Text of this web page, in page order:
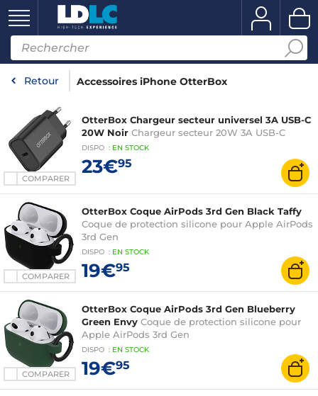
Retour Accessoires iPhone OtterBox
COMPARER
OtterBox Chargeur secteur universel 3A USB-C
20W Noir Chargeur secteur 20W 3A USB-C
DISPO : EN STOCK
23€95
COMPARER
OtterBox Coque AirPods 3rd Gen Black Taffy
Coque de protection silicone pour Apple AirPods
3rd Gen
DISPO : EN STOCK
19€95
COMPARER
OtterBox Coque AirPods 3rd Gen Blueberry
Green Envy Coque de protection silicone pour
Apple AirPods 3rd Gen
DISPO : EN STOCK
19€95